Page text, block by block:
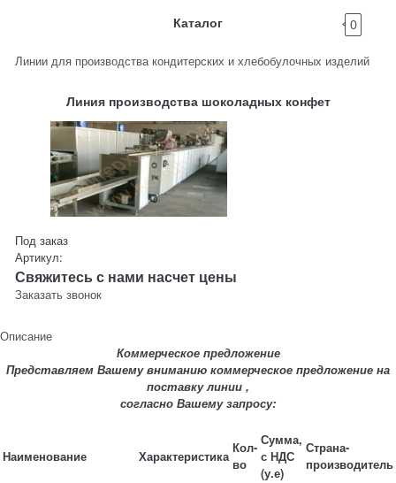
Каталог 0
Линии для производства кондитерских и хлебобулочных изделий
Линия производства шоколадных конфет
Под заказ
Артикул:
Свяжитесь с нами насчет цены
Заказать звонок
Описание
Коммерческое предложение
Представляем Вашему вниманию коммерческое предложение на
поставку линии ,
согласно Вашему запросу:
Наименование Характеристика
Кол-
во
Сумма,
с НДС
(у.е)
Страна-
производитель